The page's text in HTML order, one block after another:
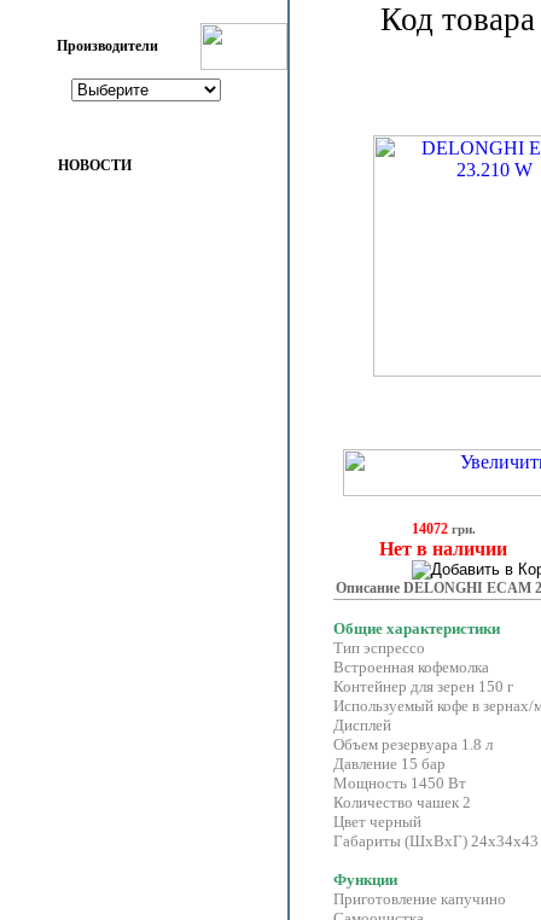
Производители
НОВОСТИ
Код
14072грн.
Нет в наличии
Описание DELONGHI ECAM
Общие характеристики
Тип эспрессо
Встроенная кофемолка
Контейнер для зерен 150 г
Используемый кофе в зернах/
Дисплей
Объем резервуара 1.8 л
Давление 15 бар
Мощность 1450 Вт
Количество чашек 2
Цвет черный
Габариты (ШхВхГ) 24x34x43
Функции
Приготовление капучино